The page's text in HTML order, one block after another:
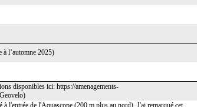
à l’automne 2025)
disponibles ici: https://amenagements-
l'entrée de l'Aquascope (200 m plus au nord). J'ai remarqué cet